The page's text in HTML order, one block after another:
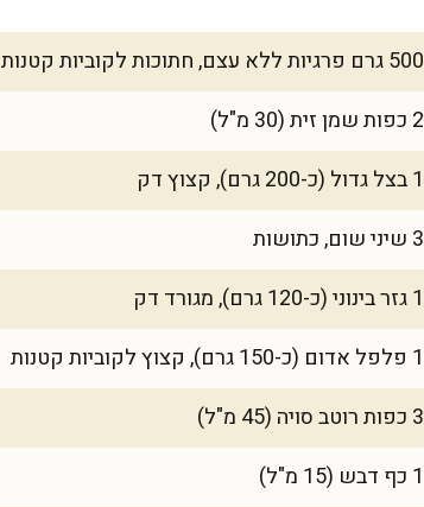
500 גרם פרגיות ללא עצם, חתוכות לקוביות קטנות (בערך 1 ס"מ)
2 כפות שמן זית (30 מ"ל)
1 בצל גדול (כ-200 גרם), קצוץ דק
3 שיני שום, כתושות
1 גזר בינוני (כ-120 גרם), מגורד דק
1 פלפל אדום (כ-150 גרם), קצוץ לקוביות קטנות
3 כפות רוטב סויה (45 מ"ל)
1 כף דבש (15 מ"ל)